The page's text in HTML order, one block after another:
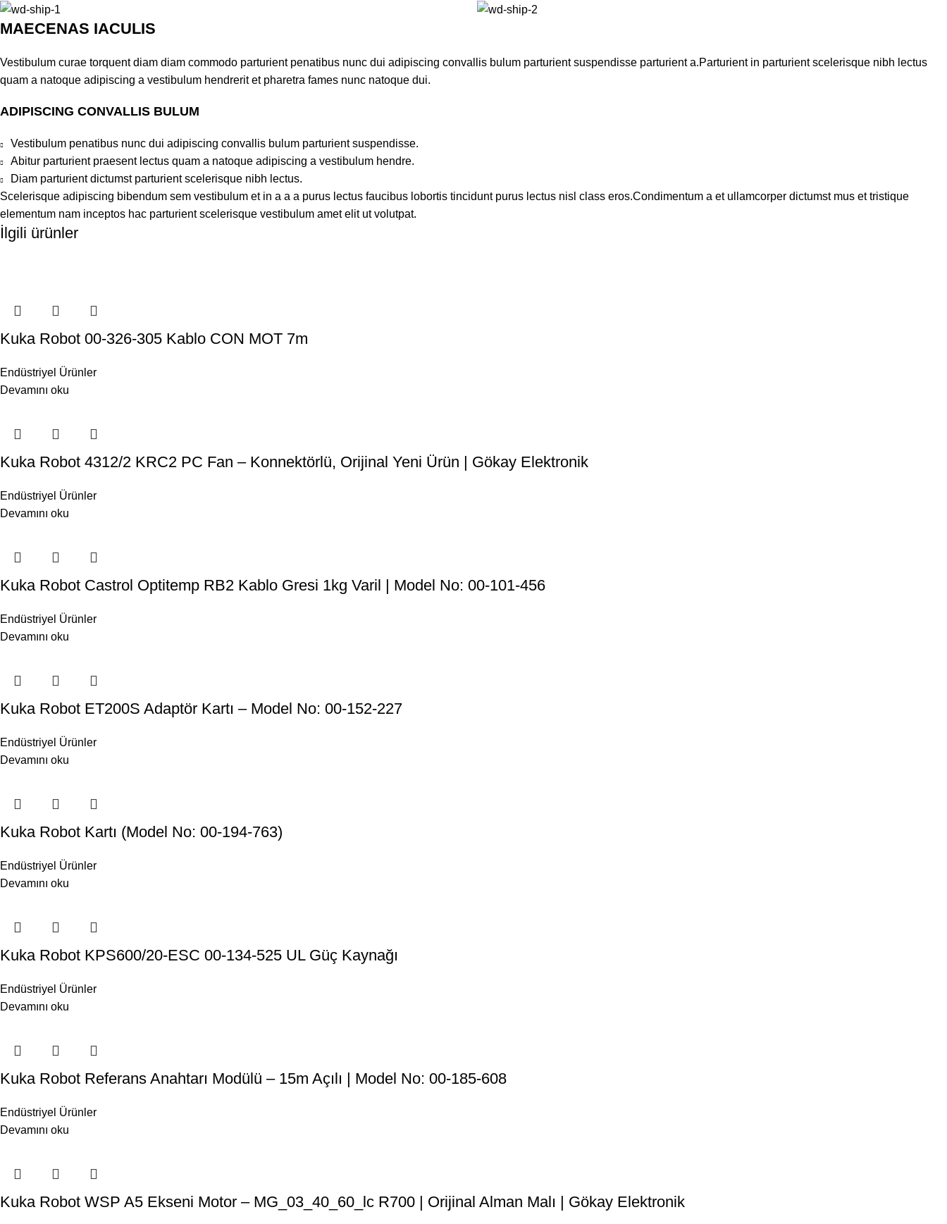
MAECENAS IACULIS
Vestibulum curae torquent diam diam commodo parturient penatibus nunc dui adipiscing convallis bulum parturient suspendisse parturient a.Parturient in parturient scelerisque nibh lectus
quam a natoque adipiscing a vestibulum hendrerit et pharetra fames nunc natoque dui.
ADIPISCING CONVALLIS BULUM
Vestibulum penatibus nunc dui adipiscing convallis bulum parturient suspendisse.
Abitur parturient praesent lectus quam a natoque adipiscing a vestibulum hendre.
Diam parturient dictumst parturient scelerisque nibh lectus.
Scelerisque adipiscing bibendum sem vestibulum et in a a a purus lectus faucibus lobortis tincidunt purus lectus nisl class eros.Condimentum a et ullamcorper dictumst mus et tristique
elementum nam inceptos hac parturient scelerisque vestibulum amet elit ut volutpat.
İlgili ürünler
Kuka Robot 00-326-305 Kablo CON MOT 7m
Endüstriyel Ürünler
Devamını oku
Kuka Robot 4312/2 KRC2 PC Fan – Konnektörlü, Orijinal Yeni Ürün | Gökay Elektronik
Endüstriyel Ürünler
Devamını oku
Kuka Robot Castrol Optitemp RB2 Kablo Gresi 1kg Varil | Model No: 00-101-456
Endüstriyel Ürünler
Devamını oku
Kuka Robot ET200S Adaptör Kartı – Model No: 00-152-227
Endüstriyel Ürünler
Devamını oku
Kuka Robot Kartı (Model No: 00-194-763)
Endüstriyel Ürünler
Devamını oku
Kuka Robot KPS600/20-ESC 00-134-525 UL Güç Kaynağı
Endüstriyel Ürünler
Devamını oku
Kuka Robot Referans Anahtarı Modülü – 15m Açılı | Model No: 00-185-608
Endüstriyel Ürünler
Devamını oku
Kuka Robot WSP A5 Ekseni Motor – MG_03_40_60_lc R700 | Orijinal Alman Malı | Gökay Elektronik